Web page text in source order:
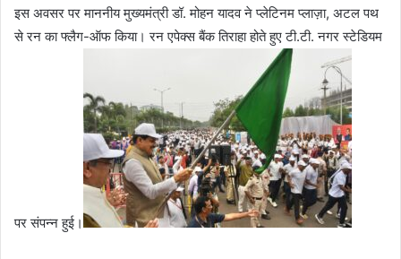
इस अवसर पर माननीय मुख्यमंत्री डॉ. मोहन यादव ने प्लेटिनम प्लाज़ा, अटल पथ
से रन का फ्लैग-ऑफ किया। रन एपेक्स बैंक तिराहा होते हुए टी.टी. नगर स्टेडियम
पर संपन्न हुई।